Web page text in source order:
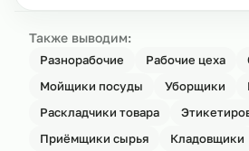
Также выводим:
Разнорабочие Рабочие цеха
Мойщики посуды
Уборщики
Раскладчики товара
Приёмщики сырья
Кладовщики